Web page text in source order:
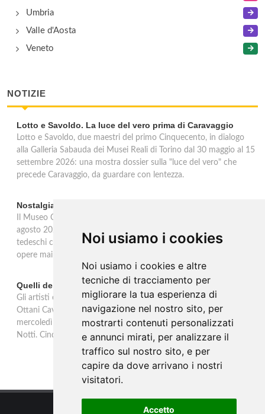
Noi usiamo i cookies
Noi usiamo i cookies e altre
tecniche di tracciamento per
migliorare la tua esperienza di
navigazione nel nostro sito, per
mostrarti contenuti personalizzati
e annunci mirati, per analizzare il
traffico sul nostro sito, e per
capire da dove arrivano i nostri
visitatori.
Accetto
Umbria
Valle d'Aosta
Veneto
NOTIZIE
Lotto e Savoldo. La luce del vero prima di Caravaggio
Lotto e Savoldo, due maestri del primo Cinquecento, in dialogo
alla Galleria Sabauda dei Musei Reali di Torino dal 30 maggio al 15
settembre 2026: una mostra dossier sulla "luce del vero" che
precede Caravaggio, da guardare con lentezza.
Nostalgia del sud: artisti tedeschi in Italia ad Ascona
Il Museo Castello San Materno di Ascona ospita dal 26 aprile al 26
agosto 2026 Nostalgia del sud, mostra dedicata agli artisti
tedeschi che tra il 1865 e il 1915 hanno scelto l'Italia. Quaranta
opere mai esposte da una collezione privata tedesca.
Quelli della notte: Anna Ottani Cavina alla GAM di Torino
Gli artisti e la fascinazione del buio, del sogno, dell'inconscio. Anna
Ottani Cavina protagonista dell'incontro alla GAM di Torino
mercoledì 18 febbraio 2026. Un approfondimento sulla mostra
Notti. Cinque secoli di stelle, sogni, pleniluni.